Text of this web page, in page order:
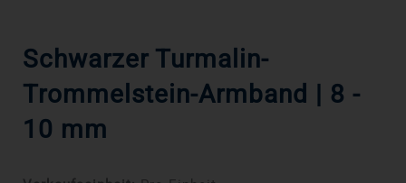
Schwarzer Turmalin-
Trommelstein-Armband | 8 -
10 mm